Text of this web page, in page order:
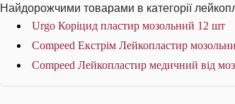
Найдорожчими товарами в категорії
Urgo Коріцид пластир мозольний 12 шт
Compeed Екстрім Лейкопластир
Compeed Лейкопластир медичний від